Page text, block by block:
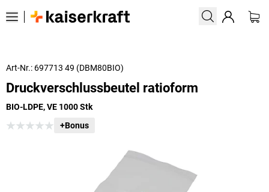
Art-Nr.: 697713 49 (DBM80BIO)
Druckverschlussbeutel ratioform
BIO-LDPE, VE 1000 Stk
+Bonus